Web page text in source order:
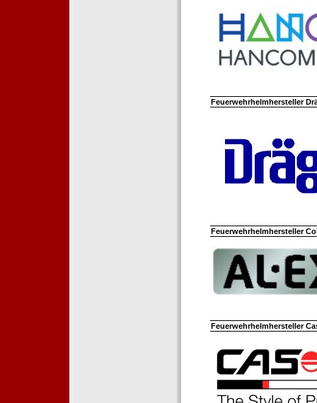
Feuerwehrhelmhersteller
Feuerwehrhelmhersteller
Feuerwehrhelmhersteller